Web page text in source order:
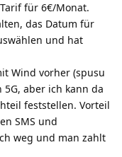
für 6€/Monat.
das Datum für
und hat
Wind vorher (spusu
aber ich kann da
feststellen. Vorteil
SMS und
weg und man zahlt